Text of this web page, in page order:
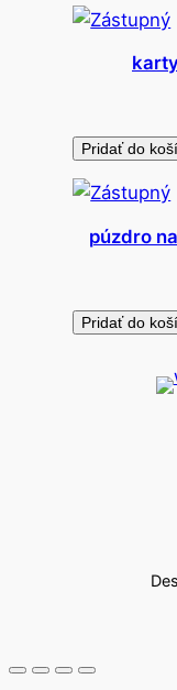
Pridať do
púzdro
Pridať do